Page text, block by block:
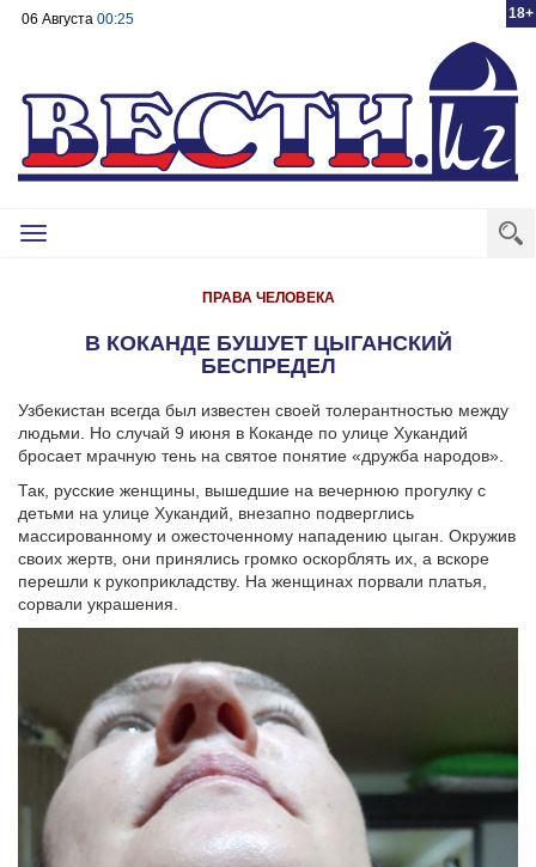
18+
06 Августа 00:25
Toggle
ПРАВА ЧЕЛОВЕКА
В КОКАНДЕ БУШУЕТ ЦЫГАНСКИЙ
БЕСПРЕДЕЛ
Узбекистан всегда был известен своей толерантностью между
людьми. Но случай 9 июня в Коканде по улице Хукандий
бросает мрачную тень на святое понятие «дружба народов».
Так, русские женщины, вышедшие на вечернюю прогулку с
детьми на улице Хукандий, внезапно подверглись
массированному и ожесточенному нападению цыган. Окружив
своих жертв, они принялись громко оскорблять их, а вскоре
перешли к рукоприкладству. На женщинах порвали платья,
сорвали украшения.